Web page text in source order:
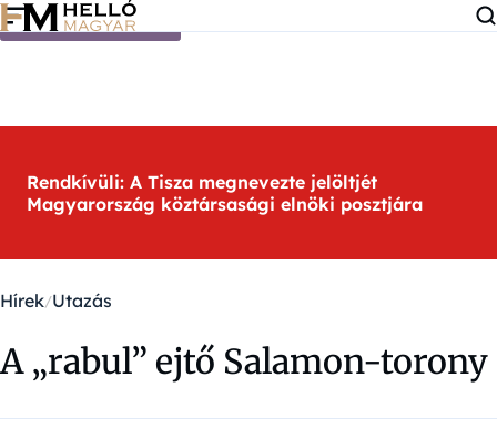
Ugrás a tartalomra
Rendkívüli: A Tisza megnevezte jelöltjét
Magyarország köztársasági elnöki posztjára
Hírek Utazás
A „rabul” ejtő Salamon-torony